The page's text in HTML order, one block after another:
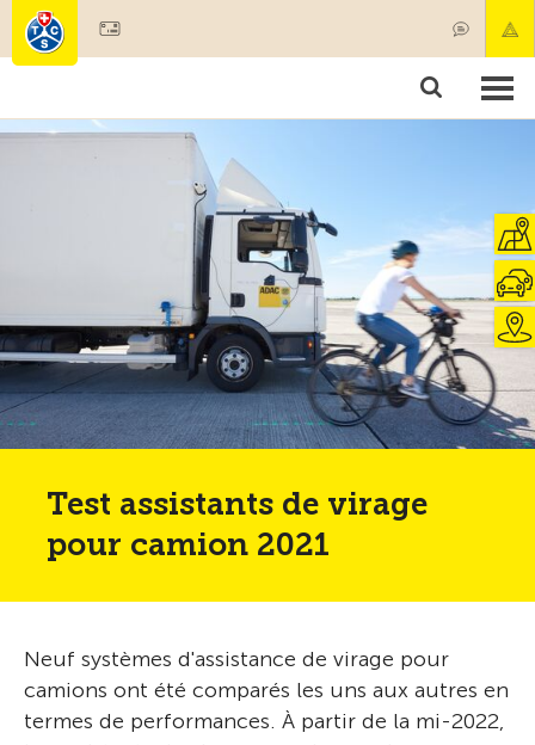
Membres & prestations
Test assistants de virage
pour camion 2021
Neuf systèmes d'assistance de virage pour
camions ont été comparés les uns aux autres en
termes de performances. À partir de la mi-2022,